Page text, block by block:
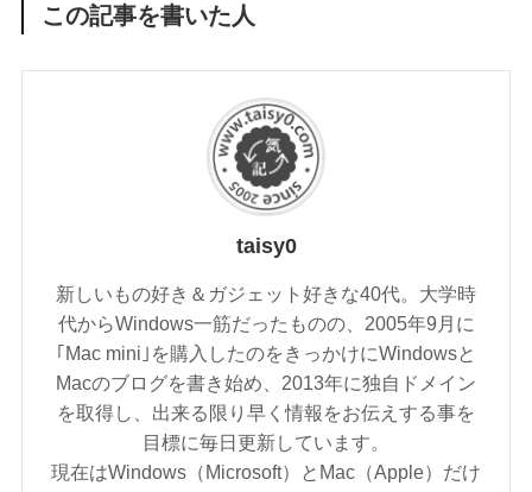
この記事を書いた人
taisy0
新しいもの好き＆ガジェット好きな40代。大学時
代からWindows一筋だったものの、2005年9月に
｢Mac mini｣を購入したのをきっかけにWindowsと
Macのブログを書き始め、2013年に独自ドメイン
を取得し、出来る限り早く情報をお伝えする事を
目標に毎日更新しています。
現在はWindows（Microsoft）とMac（Apple）だけ